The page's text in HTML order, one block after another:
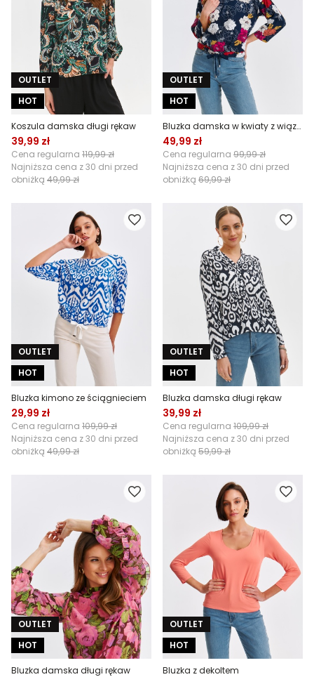
OUTLET
HOT
Koszula damska długi rękaw
39,99 zł
Cena regularna 119,99 zł
Najniższa cena z 30 dni przed
obniżką 49,99 zł
OUTLET
HOT
Bluzka damska w kwiaty z wiązaniem na dole
49,99 zł
Cena regularna 99,99 zł
Najniższa cena z 30 dni przed
obniżką 69,99 zł
OUTLET
HOT
Bluzka kimono ze ściągnieciem
29,99 zł
Cena regularna 109,99 zł
Najniższa cena z 30 dni przed
obniżką 49,99 zł
OUTLET
HOT
Bluzka damska długi rękaw
39,99 zł
Cena regularna 109,99 zł
Najniższa cena z 30 dni przed
obniżką 59,99 zł
OUTLET
HOT
Bluzka damska długi rękaw
OUTLET
HOT
Bluzka z dekoltem